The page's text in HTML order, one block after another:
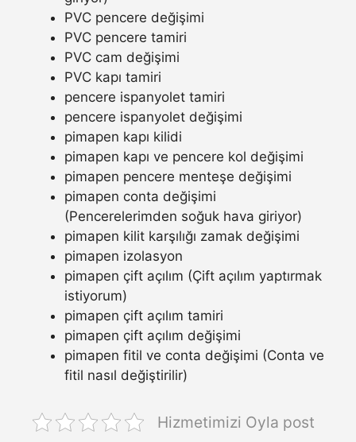
PVC pencere değişimi
PVC pencere tamiri
PVC cam değişimi
PVC kapı tamiri
pencere ispanyolet tamiri
pencere ispanyolet değişimi
pimapen kapı kilidi
pimapen kapı ve pencere kol değişimi
pimapen pencere menteşe değişimi
pimapen conta değişimi
(Pencerelerimden soğuk hava giriyor)
pimapen kilit karşılığı zamak değişimi
pimapen izolasyon
pimapen çift açılım (Çift açılım yaptırmak
istiyorum)
pimapen çift açılım tamiri
pimapen çift açılım değişimi
pimapen fitil ve conta değişimi (Conta ve
fitil nasıl değiştirilir)
Hizmetimizi Oyla post